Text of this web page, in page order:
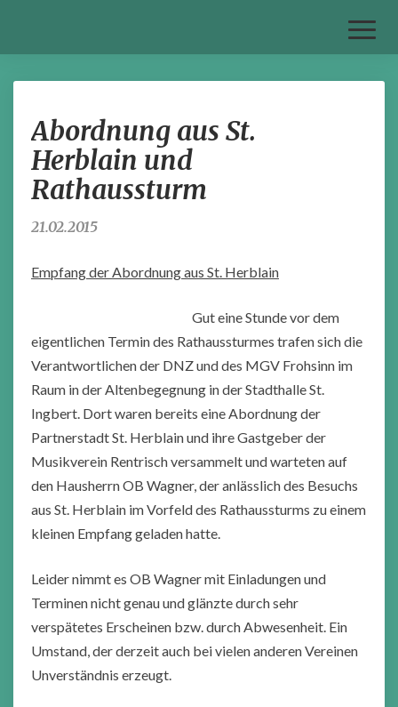
aus
St.
und
Rathaussturm
Abordnung aus St.
Herblain und
Rathaussturm
21.02.2015
Empfang der Abordnung aus St. Herblain
Gut eine Stunde vor dem
eigentlichen Termin des Rathaussturmes trafen sich die
Verantwortlichen der DNZ und des MGV Frohsinn im
Raum in der Altenbegegnung in der Stadthalle St.
Ingbert. Dort waren bereits eine Abordnung der
Partnerstadt St. Herblain und ihre Gastgeber der
Musikverein Rentrisch versammelt und warteten auf
den Hausherrn OB Wagner, der anlässlich des Besuchs
aus St. Herblain im Vorfeld des Rathaussturms zu einem
kleinen Empfang geladen hatte.
Leider nimmt es OB Wagner mit Einladungen und
Terminen nicht genau und glänzte durch sehr
verspätetes Erscheinen bzw. durch Abwesenheit. Ein
Umstand, der derzeit auch bei vielen anderen Vereinen
Unverständnis erzeugt.